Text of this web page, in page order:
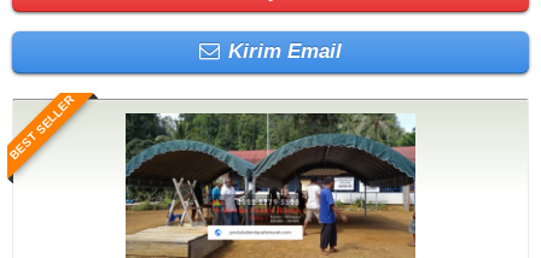
Kirim Email
BEST SELLER